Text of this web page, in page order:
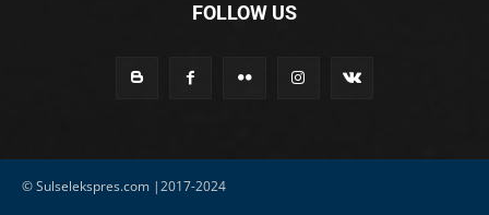
FOLLOW US
© Sulselekspres.com |2017-2024